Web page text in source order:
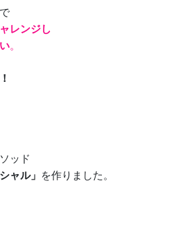
レンジし
。
ッド
ャル」 を作りました。